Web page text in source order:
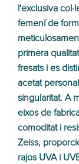
l'exclusiva
femení de
primera
fresats i es
acetat
singularitat. A
eixos de
comoditat i
Zeiss,
rajos UVA i